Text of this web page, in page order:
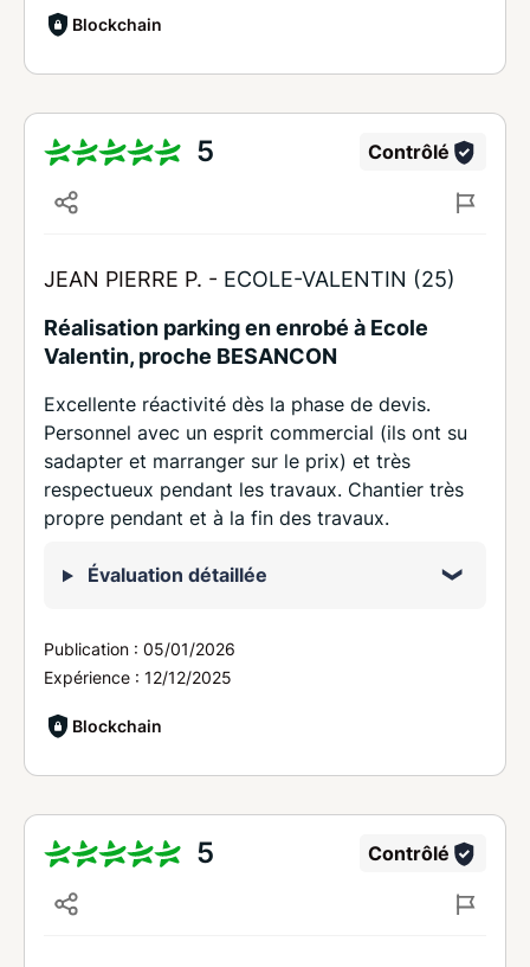
Blockchain
5 Contrôlé
JEAN PIERRE P. - ECOLE-VALENTIN (25)
Réalisation parking en enrobé à Ecole
Valentin, proche BESANCON
Excellente réactivité dès la phase de devis.
Personnel avec un esprit commercial (ils ont su
sadapter et marranger sur le prix) et très
respectueux pendant les travaux. Chantier très
propre pendant et à la fin des travaux.
Évaluation détaillée
Publication : 05/01/2026
Expérience : 12/12/2025
Blockchain
5 Contrôlé